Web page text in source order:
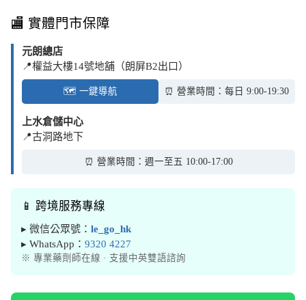
🏬 實體門市保障
元朗總店
📍權益大樓14號地舖（朗屏B2出口）
🗺️ 一鍵導航 ⏰ 營業時間：每日 9:00-19:30
上水倉儲中心
📍古洞路地下
⏰ 營業時間：週一至五 10:00-17:00
📱 跨境服務專線
▸ 微信公眾號： le_go_hk
▸ WhatsApp： 9320 4227
※ 專業藥劑師在線 · 支援中英雙語諮詢